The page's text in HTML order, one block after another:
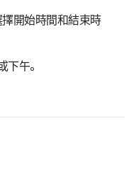
開始時間和結束時
下午。